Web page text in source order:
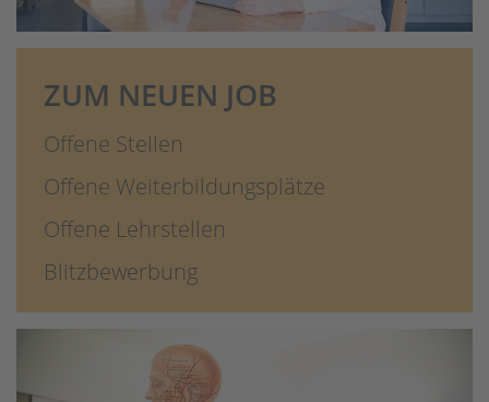
ZUM NEUEN JOB
Offene Stellen
Offene Weiterbildungsplätze
Offene Lehrstellen
Blitzbewerbung